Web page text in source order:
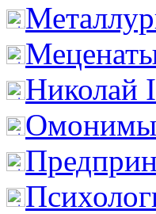
Николай
Омонимы